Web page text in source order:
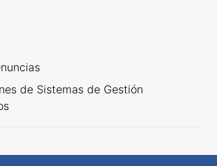
de Sistemas de Gestión